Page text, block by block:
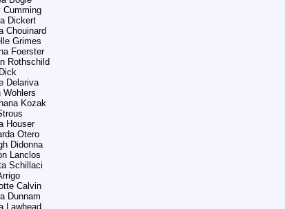
Cumming
Dickert
Chouinard
Grimes
Foerster
Rothschild
Delariva
Wohlers
Kozak
Houser
Otero
Didonna
Lanclos
Schillaci
Calvin
Dunnam
Lawhead